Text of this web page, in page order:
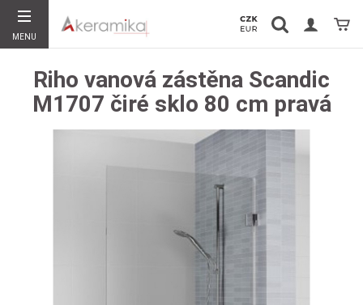
MENU
Vyhledávání Košík
Riho vanová zástěna Scandic
M1707 čiré sklo 80 cm pravá